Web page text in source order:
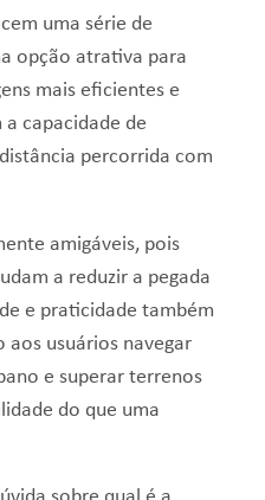
uma série de
opção atrativa para
mais eficientes e
capacidade de
percorrida com
amigáveis, pois
a reduzir a pegada
e praticidade também
aos usuários navegar
e superar terrenos
do que uma